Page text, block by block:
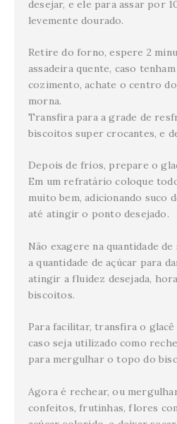
desejar, e ele para assar por
levemente dourado.
Retire do forno, espere 2
assadeira quente, caso
cozimento, achate o centro
morna.
Transfira para a grade de
biscoitos super crocantes, e
Depois de frios, prepare o
Em um refratário coloque
muito bem, adicionando suco
até atingir o ponto desejado.
Não exagere na quantidade
a quantidade de açúcar para
atingir a fluidez desejada,
biscoitos.
Para facilitar, transfira o
caso seja utilizado como
para mergulhar o topo do
Agora é rechear, ou
confeitos, frutinhas, flores